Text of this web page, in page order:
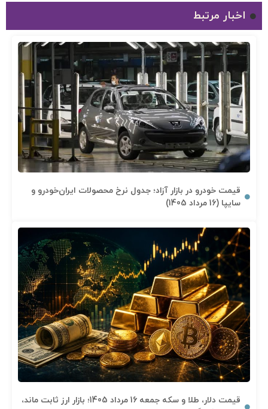
اخبار مرتبط
قیمت خودرو در بازار آزاد؛ جدول نرخ محصولات ایران‌خودرو و
سایپا (16 مرداد 1405)
قیمت دلار، طلا و سکه جمعه 16 مرداد 1405؛ بازار ارز ثابت ماند،